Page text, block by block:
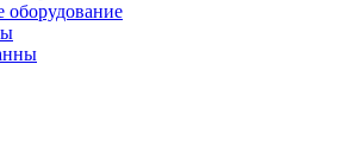
оборудование